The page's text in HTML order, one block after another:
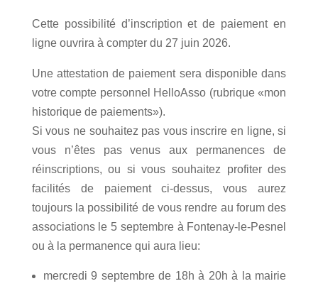
Cette possibilité d’inscription et de paiement en
ligne ouvrira à compter du 27 juin 2026.
Une attestation de paiement sera disponible dans
votre compte personnel HelloAsso (rubrique «mon
historique de paiements»).
Si vous ne souhaitez pas vous inscrire en ligne, si
vous n’êtes pas venus aux permanences de
réinscriptions, ou si vous souhaitez profiter des
facilités de paiement ci-dessus, vous aurez
toujours la possibilité de vous rendre au forum des
associations le 5 septembre à Fontenay-le-Pesnel
ou à la permanence qui aura lieu:
mercredi 9 septembre de 18h à 20h à la mairie